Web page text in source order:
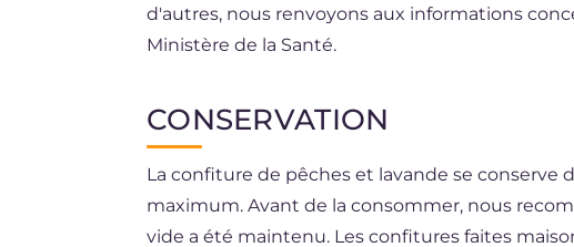
d'autres, nous renvoyons aux informations
Ministère de la Santé.
CONSERVATION
La confiture de pêches et lavande se conserve
maximum. Avant de la consommer, nous
vide a été maintenu. Les confitures faites